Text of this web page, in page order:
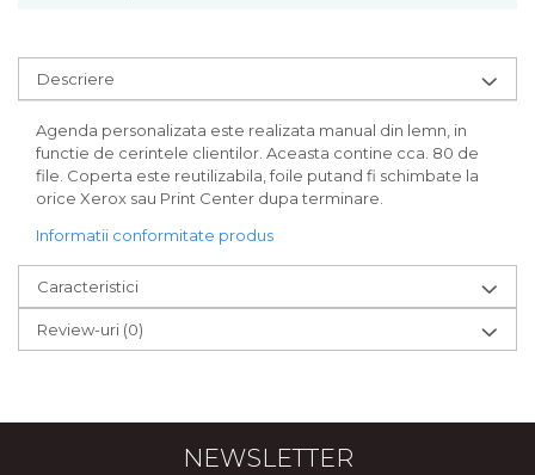
Descriere
Agenda personalizata este realizata manual din lemn, in
functie de cerintele clientilor. Aceasta contine cca. 80 de
file. Coperta este reutilizabila, foile putand fi schimbate la
orice Xerox sau Print Center dupa terminare.
Informatii conformitate produs
Caracteristici
Review-uri (0)
NEWSLETTER